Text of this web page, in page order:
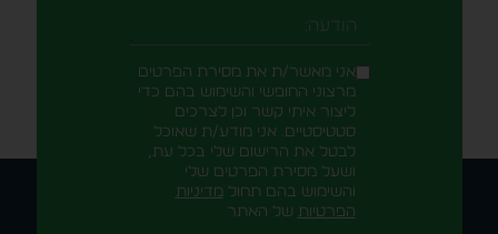
הודעה
אני מאשר/ת את מסירת הפרטים
מרצוני החופשי והשימוש בהם כדי
ליצור איתי קשר וכן לצרכים
סטטיסטיים. אני מודע/ת שאוכל
לבטל את הרישום שלי בכל עת,
ושעל מסירת הפרטים שלי
והשימוש בהם תחול מדיניות
הפרטיות של האתר